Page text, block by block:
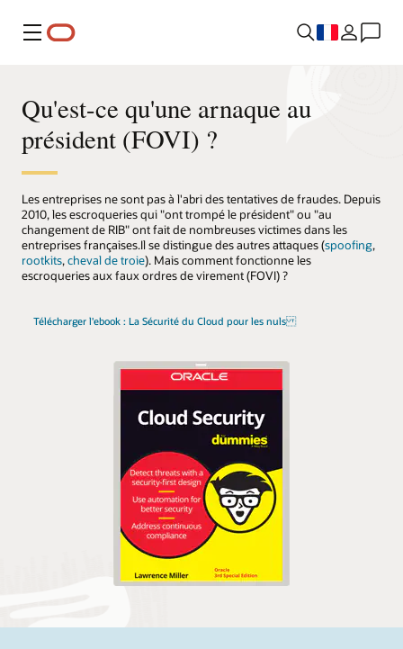
Menu
Qu'est-ce qu'une arnaque au
président (FOVI) ?
Les entreprises ne sont pas à l'abri des tentatives de fraudes. Depuis
2010, les escroqueries qui "ont trompé le président" ou "au
changement de RIB" ont fait de nombreuses victimes dans les
entreprises françaises.Il se distingue des autres attaques (spoofing,
rootkits,cheval de troie). Mais comment fonctionne les
escroqueries aux faux ordres de virement (FOVI) ?
Télécharger l'ebook : La Sécurité du Cloud pour les nuls